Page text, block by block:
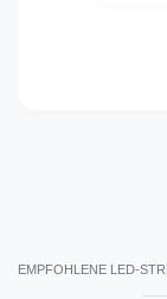
EMPFOHLENE LED-